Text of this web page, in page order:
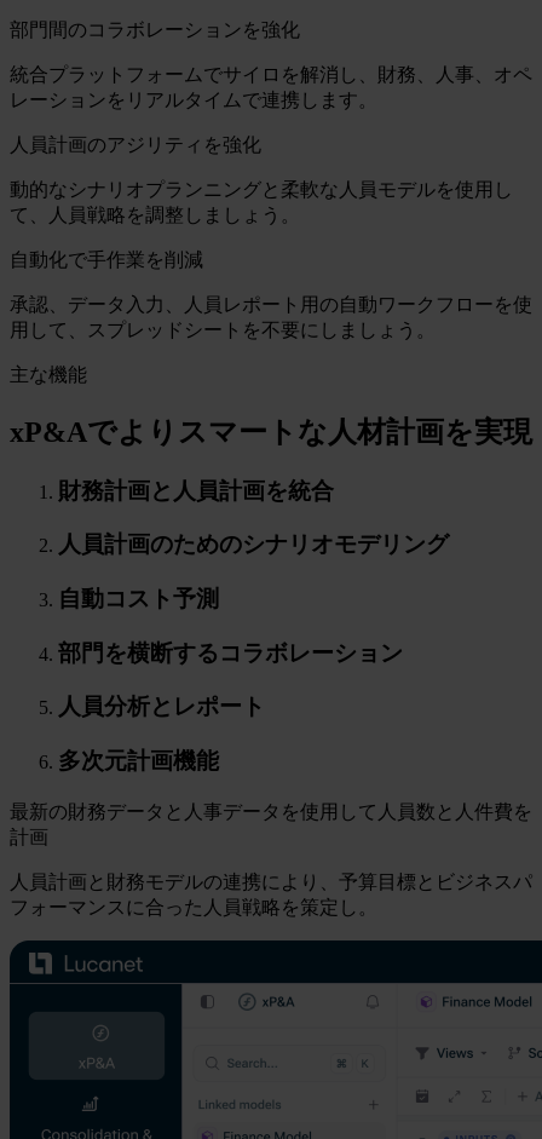
部門間のコラボレーションを強化
統合プラットフォームでサイロを解消し、財務、人事、オペ
レーションをリアルタイムで連携します。
人員計画のアジリティを強化
動的なシナリオプランニングと柔軟な人員モデルを使用し
て、人員戦略を調整しましょう。
自動化で手作業を削減
承認、データ入力、人員レポート用の自動ワークフローを使
用して、スプレッドシートを不要にしましょう。
主な機能
xP&Aでよりスマートな人材計画を実現
財務計画と人員計画を統合
人員計画のためのシナリオモデリング
自動コスト予測
部門を横断するコラボレーション
人員分析とレポート
多次元計画機能
最新の財務データと人事データを使用して人員数と人件費を
計画
人員計画と財務モデルの連携により、予算目標とビジネスパ
フォーマンスに合った人員戦略を策定し。